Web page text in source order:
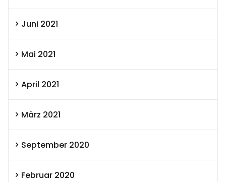
Juni 2021
Mai 2021
April 2021
März 2021
September 2020
Februar 2020